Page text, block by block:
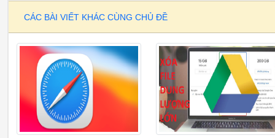
CÁC BÀI VIẾT KHÁC CÙNG CHỦ ĐỀ